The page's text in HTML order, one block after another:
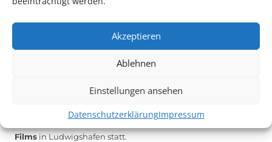
Akzeptieren
Ablehnen
Einstellungen ansehen
DatenschutzerklärungImpressum
Auch dieses Jahr findet wieder dasFestival des deutschen
Filmsin Ludwigshafen statt.